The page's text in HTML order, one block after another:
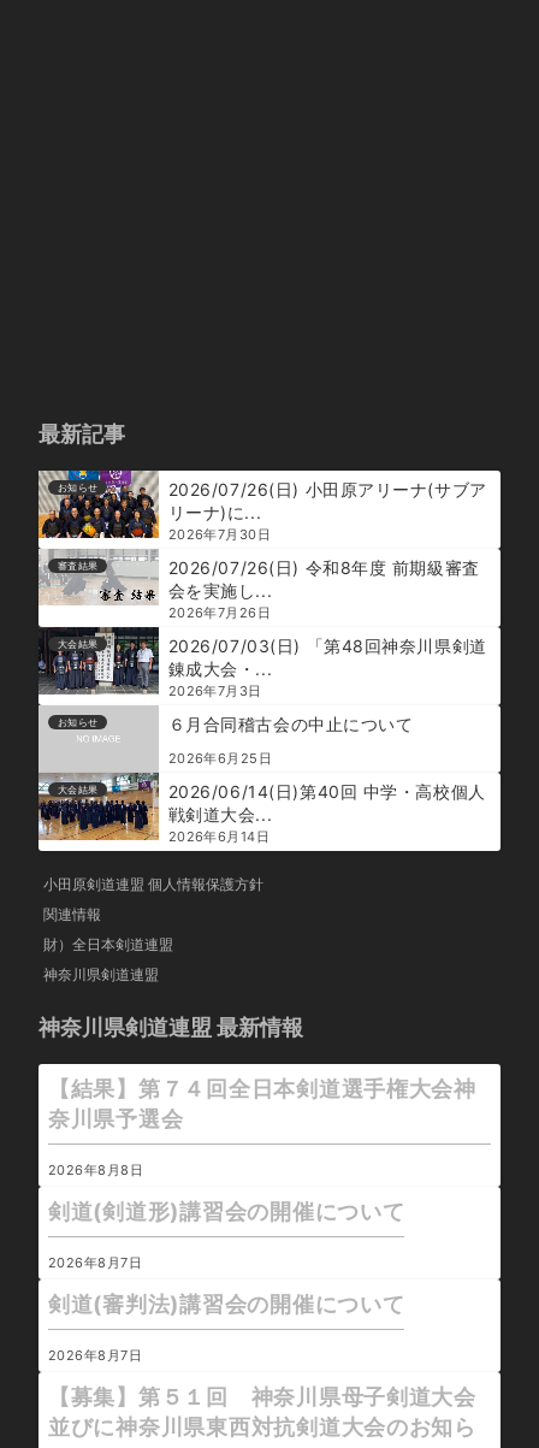
最新記事
お知らせ
2026/07/26(日) 小田原アリーナ(サブア
リーナ)に...
2026年7月30日
審査結果
2026/07/26(日) 令和8年度 前期級審査
会を実施し...
2026年7月26日
大会結果
2026/07/03(日) 「第48回神奈川県剣道
錬成大会・...
2026年7月3日
お知らせ ６月合同稽古会の中止について
2026年6月25日
大会結果
2026/06/14(日)第40回 中学・高校個人
戦剣道大会...
2026年6月14日
小田原剣道連盟 個人情報保護方針
関連情報
財）全日本剣道連盟
神奈川県剣道連盟
神奈川県剣道連盟 最新情報
【結果】第７４回全日本剣道選手権大会神
奈川県予選会
2026年8月8日
剣道(剣道形)講習会の開催について
2026年8月7日
剣道(審判法)講習会の開催について
2026年8月7日
【募集】第５１回 神奈川県母子剣道大会
並びに神奈川県東西対抗剣道大会のお知ら